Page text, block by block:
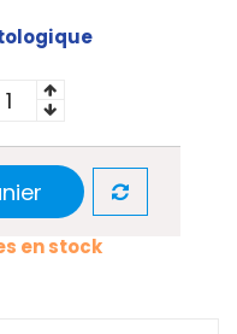
en stock